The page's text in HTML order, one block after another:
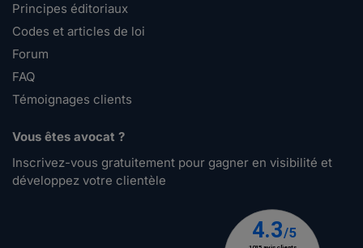
Principes éditoriaux
Codes et articles de loi
Forum
FAQ
Témoignages clients
Vous êtes avocat ?
Inscrivez-vous gratuitement pour gagner en visibilité et
développez votre clientèle